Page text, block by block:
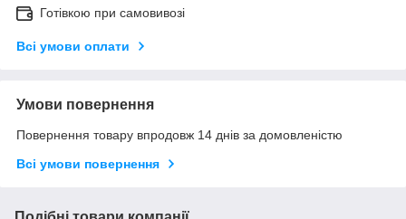
Готівкою при самовивозі
Всі умови оплати
Умови повернення
Повернення товару впродовж 14 днів за домовленістю
Всі умови повернення